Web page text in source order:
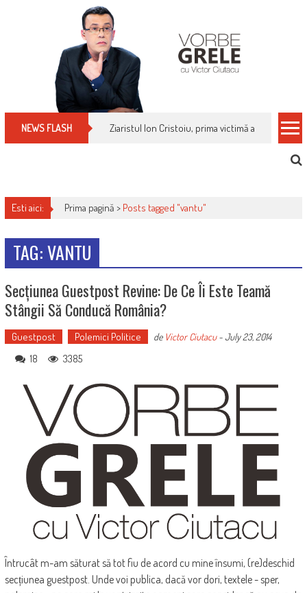
NEWS FLASH Ziaristul Ion Cristoiu, prima victimă a noi
Esti aici: Prima pagină > Posts tagged "vantu"
TAG: VANTU
Secțiunea Guestpost Revine: De Ce Îi Este Teamă
Stângii Să Conducă România?
Guestpost Polemici Politice de Victor Ciutacu-July 23, 2014
18 3385
Întrucât m-am săturat să tot fiu de acord cu mine însumi, (re)deschid
secțiunea guestpost. Unde voi publica, dacă vor dori, textele - sper,